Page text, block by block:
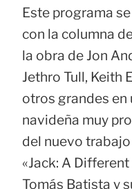
Este programa
con la columna
la obra de Jon
Jethro Tull, Keith
otros grandes en
navideña muy
del nuevo trabajo
«Jack: A Different
Tomás Batista y